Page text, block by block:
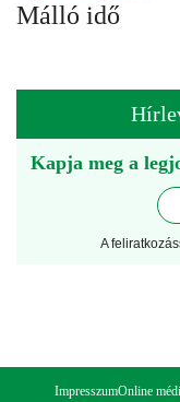
Málló idő
Kapja meg a
A
ImpresszumOnline